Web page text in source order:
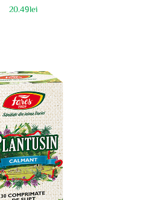
20.49lei